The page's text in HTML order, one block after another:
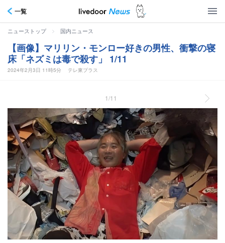
一覧
ニューストップ > 国内ニュース
【画像】マリリン・モンロー好きの男性、衝撃の寝
床「ネズミは毒で殺す」 1/11
2024年2月3日 11時5分 テレ東プラス
1/11